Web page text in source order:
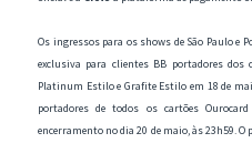
Os ingressos para os shows de São Paulo e
exclusiva para clientes BB portadores
Platinum Estilo e Grafite Estilo em 18 de
portadores de todos os cartões
encerramento no dia 20 de maio, às 23h59.